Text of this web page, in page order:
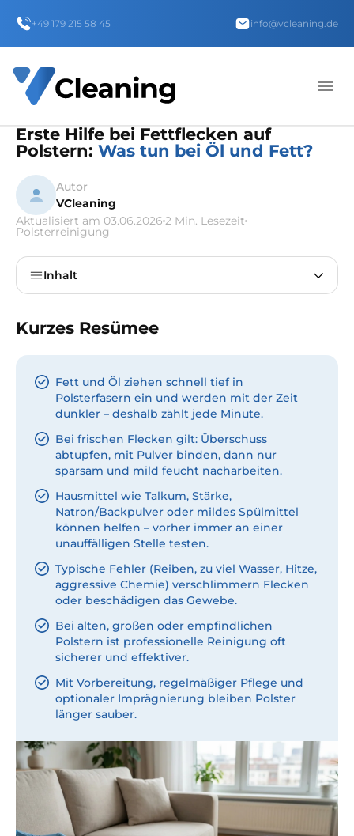
+49 179 215 58 45 info@vcleaning.de
Erste Hilfe bei Fettflecken auf
Polstern: Was tun bei Öl und Fett?
Autor
VCleaning
Aktualisiert am 03.06.2026 2 Min. Lesezeit
Polsterreinigung
Inhalt
Kurzes Resümee
Fett und Öl ziehen schnell tief in
Polsterfasern ein und werden mit der Zeit
dunkler – deshalb zählt jede Minute.
Bei frischen Flecken gilt: Überschuss
abtupfen, mit Pulver binden, dann nur
sparsam und mild feucht nacharbeiten.
Hausmittel wie Talkum, Stärke,
Natron/Backpulver oder mildes Spülmittel
können helfen – vorher immer an einer
unauffälligen Stelle testen.
Typische Fehler (Reiben, zu viel Wasser, Hitze,
aggressive Chemie) verschlimmern Flecken
oder beschädigen das Gewebe.
Bei alten, großen oder empfindlichen
Polstern ist professionelle Reinigung oft
sicherer und effektiver.
Mit Vorbereitung, regelmäßiger Pflege und
optionaler Imprägnierung bleiben Polster
länger sauber.